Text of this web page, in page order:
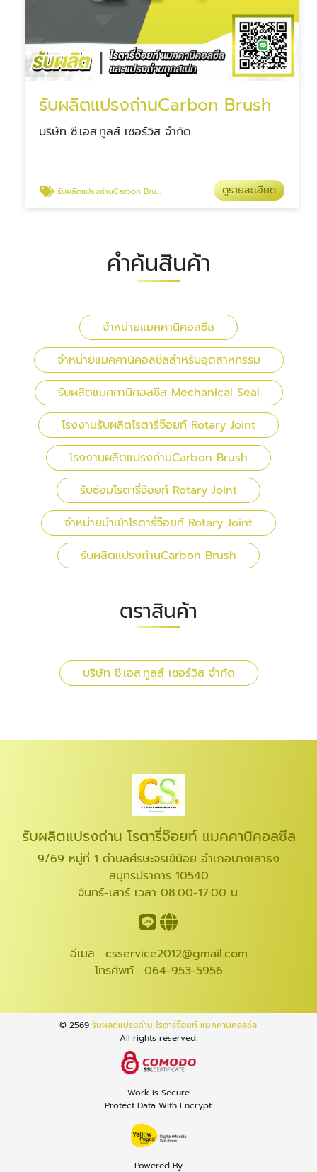
รับผลิตแปรงถ่านCarbon Brush
บริษัท ซี.เอส.ทูลส์ เซอร์วิส จำกัด
รับผลิตแปรงถ่านCarbon Brush ดูรายละเอียด
คำค้นสินค้า
จำหน่ายแมคคานิคอลซีล
จำหน่ายแมคคานิคอลซีลสำหรับอุตสาหกรรม
รับผลิตแมคคานิคอลซีล Mechanical Seal
โรงงานรับผลิตโรตารี่จ๊อยท์ Rotary Joint
โรงงานผลิตแปรงถ่านCarbon Brush
รับซ่อมโรตารี่จ๊อยท์ Rotary Joint
จำหน่ายนำเข้าโรตารี่จ๊อยท์ Rotary Joint
รับผลิตแปรงถ่านCarbon Brush
ตราสินค้า
บริษัท ซี.เอส.ทูลส์ เซอร์วิส จำกัด
รับผลิตแปรงถ่าน โรตารี่จ๊อยท์ แมคคานิคอลซีล
9/69 หมู่ที่ 1 ตำบลศีรษะจรเข้น้อย อำเภอบางเสาธง
สมุทรปราการ 10540
จันทร์-เสาร์ เวลา 08:00-17:00 น.
อีเมล : csservice2012@gmail.com
โทรศัพท์ : 064-953-5956
© 2569รับผลิตแปรงถ่าน โรตารี่จ๊อยท์ แมคคานิคอลซีล
All rights reserved.
Work is Secure
Protect Data With Encrypt
Powered By